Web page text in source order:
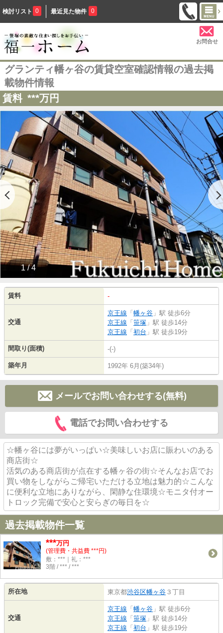
検討リスト 0 最近見た物件 0
お問合せ
グランティ幡ヶ谷の賃貸空室確認情報の過去掲
載物件情報
賃料 ***万円
1 / 4
賃料 -
交通
京王線 「 幡ヶ谷 」駅 徒歩6分
京王線 「 笹塚 」駅 徒歩14分
京王線 「 初台 」駅 徒歩19分
間取り(面積) -(-)
築年月 1992年 6月(築34年)
メールでお問い合わせする(無料)
電話でお問い合わせする
☆幡ヶ谷には夢がいっぱい☆美味しいお店に賑わいのある
商店街☆
活気のある商店街が点在する幡ヶ谷の街☆そんなお店でお
買い物をしながらご帰宅いただける立地は魅力的☆こんな
に便利な立地にありながら、閑静な住環境☆モニタ付オー
トロック完備で安心と安らぎの毎日を☆
過去掲載物件一覧
***万円
(管理費・共益費 ***円)
敷：***｜礼：***
3階 / *** / ***
所在地 東京都渋谷区幡ヶ谷 ３丁目
交通
京王線 「 幡ヶ谷 」駅 徒歩6分
京王線 「 笹塚 」駅 徒歩14分
京王線 「 初台 」駅 徒歩19分